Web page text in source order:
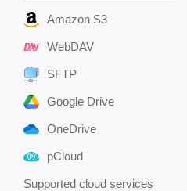
Amazon S3
WebDAV
SFTP
Google Drive
OneDrive
pCloud
Supported cloud services